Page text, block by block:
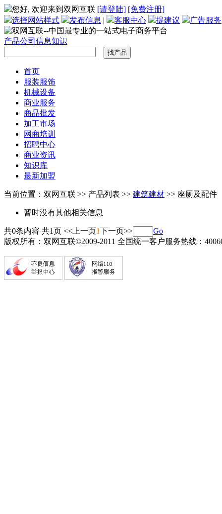
您好, 欢迎来到双网互联 [请登陆] [免费注册]
选择网站样式
发布信息 | 客服中心 提建议 广告服务
产品公司 信息知识
首页
服装服饰
机械设备
商业服务
商品批发
加工市场
网商培训
招聘中心
商业资讯
知识库
最新加盟
当前位置：双网互联 >> 产品列表 >> 建筑建材 >> 座厕及配件
暂时没有其他相关信息
共0条内容 共1页 <<上一页1下一页>>
Go
版权所有：双网互联©2009-2011 全国统一客户服务热线：